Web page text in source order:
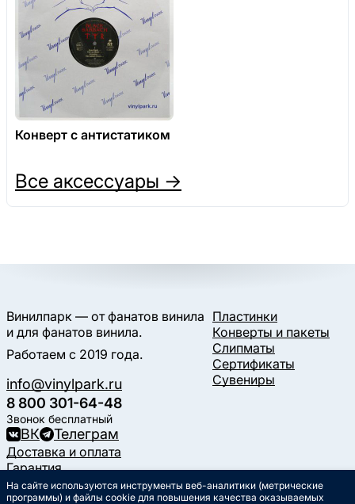
Конверт с антистатиком
Все аксессуары →
Винилпарк — от фанатов винила
и для фанатов винила.
Работаем с 2019 года.
info@vinylpark.ru
8 800 301-64-48
Звонок бесплатный
ВК Телеграм
Пластинки
Конверты и пакеты
Слипматы
Сертификаты
Сувениры
Доставка и оплата
Гарантия
Контакты
Статьи
На сайте используются инструменты веб-аналитики (метрические
программы) и файлы cookie для повышения качества оказываемых